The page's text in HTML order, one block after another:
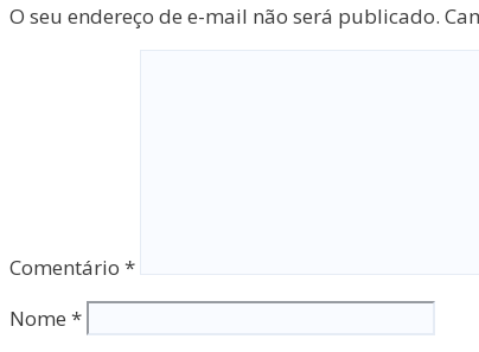
O seu endereço de e-mail não será publicado.
Comentário *
Nome *